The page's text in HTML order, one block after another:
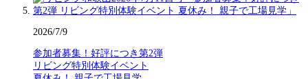
2026/7/9
参加者募集！好評につき第2弾
リビング特別体験イベント